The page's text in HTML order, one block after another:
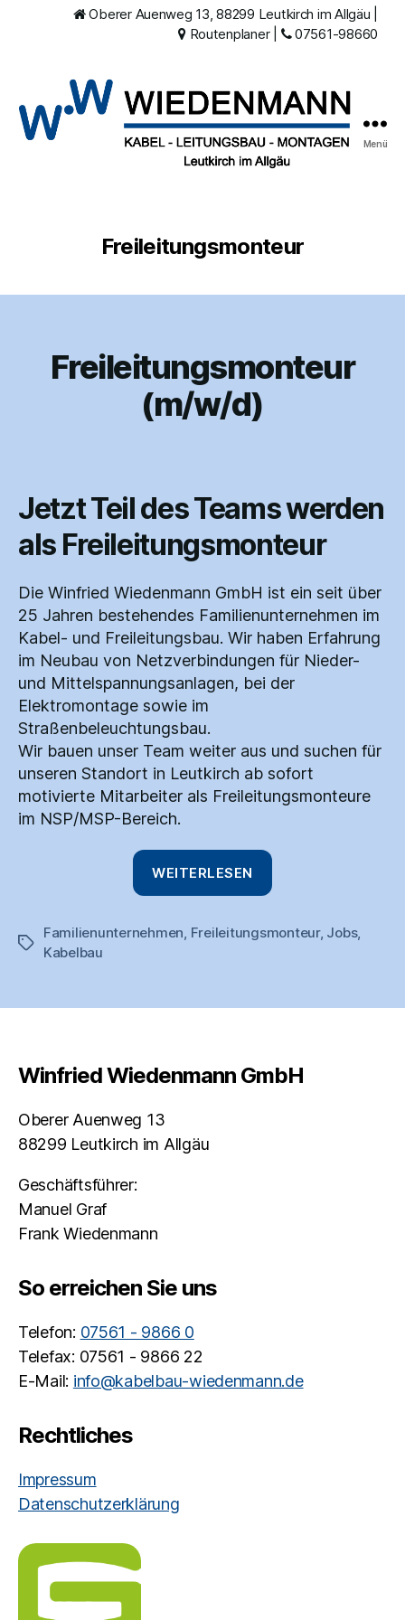
Oberer Auenweg 13, 88299 Leutkirch im Allgäu
Routenplaner
07561-98660
Menü
Freileitungsmonteur
Kategorien
Freileitungsmonteur
(m/w/d)
Jetzt Teil des Teams werden
als Freileitungsmonteur
Die Winfried Wiedenmann GmbH ist ein seit über
25 Jahren bestehendes Familienunternehmen im
Kabel- und Freileitungsbau. Wir haben Erfahrung
im Neubau von Netzverbindungen für Nieder-
und Mittelspannungsanlagen, bei der
Elektromontage sowie im
Straßenbeleuchtungsbau.
Wir bauen unser Team weiter aus und suchen für
unseren Standort in Leutkirch ab sofort
motivierte Mitarbeiter als Freileitungsmonteure
im NSP/MSP-Bereich.
WEITERLESEN
(m/w/d)“
Schlagwörter
Familienunternehmen, Freileitungsmonteur, Jobs,
Kabelbau
Winfried Wiedenmann GmbH
Oberer Auenweg 13
88299 Leutkirch im Allgäu
Geschäftsführer:
Manuel Graf
Frank Wiedenmann
So erreichen Sie uns
Telefon: 07561 - 9866 0
Telefax: 07561 - 9866 22
E-Mail: info@kabelbau-wiedenmann.de
Rechtliches
Impressum
Datenschutzerklärung